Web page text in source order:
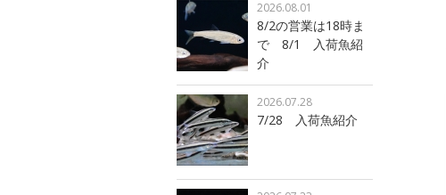
8/2の営業は18時ま
で 8/1 入荷魚紹
介
2026.08.01
7/28 入荷魚紹介
2026.07.28